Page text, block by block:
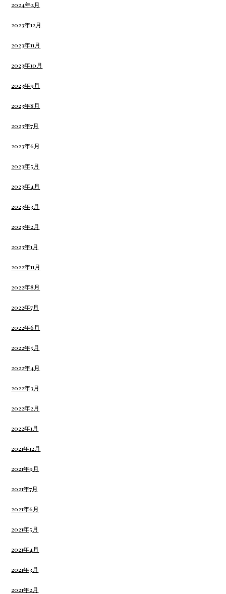
2024年2月
2023年12月
2023年11月
2023年10月
2023年9月
2023年8月
2023年7月
2023年6月
2023年5月
2023年4月
2023年3月
2023年2月
2023年1月
2022年11月
2022年8月
2022年7月
2022年6月
2022年5月
2022年4月
2022年3月
2022年2月
2022年1月
2021年12月
2021年9月
2021年7月
2021年6月
2021年5月
2021年4月
2021年3月
2021年2月